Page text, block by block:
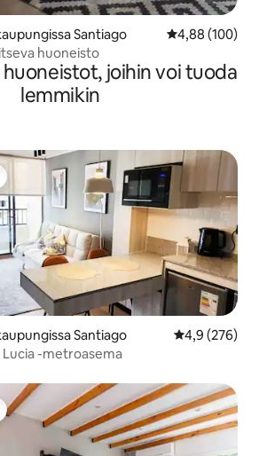
Santiago
4,88 (100)
huoneisto
joihin voi tuoda
lemmikin
Santiago
4,9 (276)
Lucia -metroasema